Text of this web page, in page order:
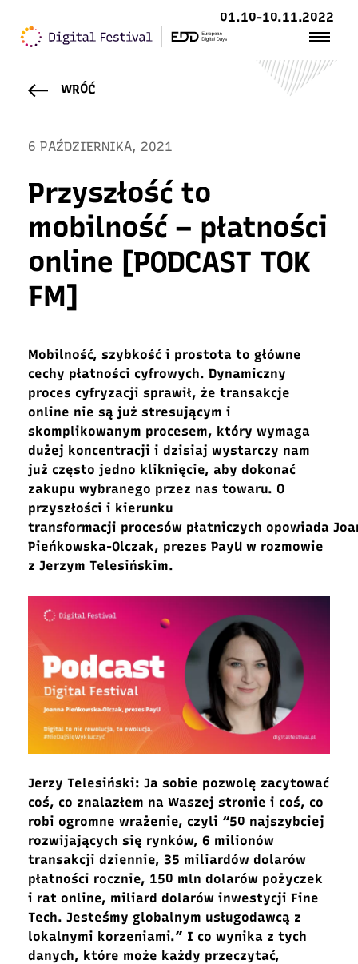
01.10-10.11.2022
WRÓĆ
6 PAŹDZIERNIKA, 2021
Przyszłość to
mobilność – płatności
online [PODCAST TOK
FM]
Mobilność, szybkość i prostota to główne
cechy płatności cyfrowych. Dynamiczny
proces cyfryzacji sprawił, że transakcje
online nie są już stresującym i
skomplikowanym procesem, który wymaga
dużej koncentracji i dzisiaj wystarczy nam
już często jedno kliknięcie, aby dokonać
zakupu wybranego przez nas towaru. O
przyszłości i kierunku
transformacji procesów płatniczych opowiada
Pieńkowska-Olczak, prezes PayU w rozmowie
z Jerzym Telesińskim.
Jerzy Telesiński: Ja sobie pozwolę zacytować
coś, co znalazłem na Waszej stronie i coś, co
robi ogromne wrażenie, czyli “50 najszybciej
rozwijających się rynków, 6 milionów
transakcji dziennie, 35 miliardów dolarów
płatności rocznie, 150 mln dolarów pożyczek
i rat online, miliard dolarów inwestycji Fine
Tech. Jesteśmy globalnym usługodawcą z
lokalnymi korzeniami.” I co wynika z tych
danych, które może każdy przeczytać,